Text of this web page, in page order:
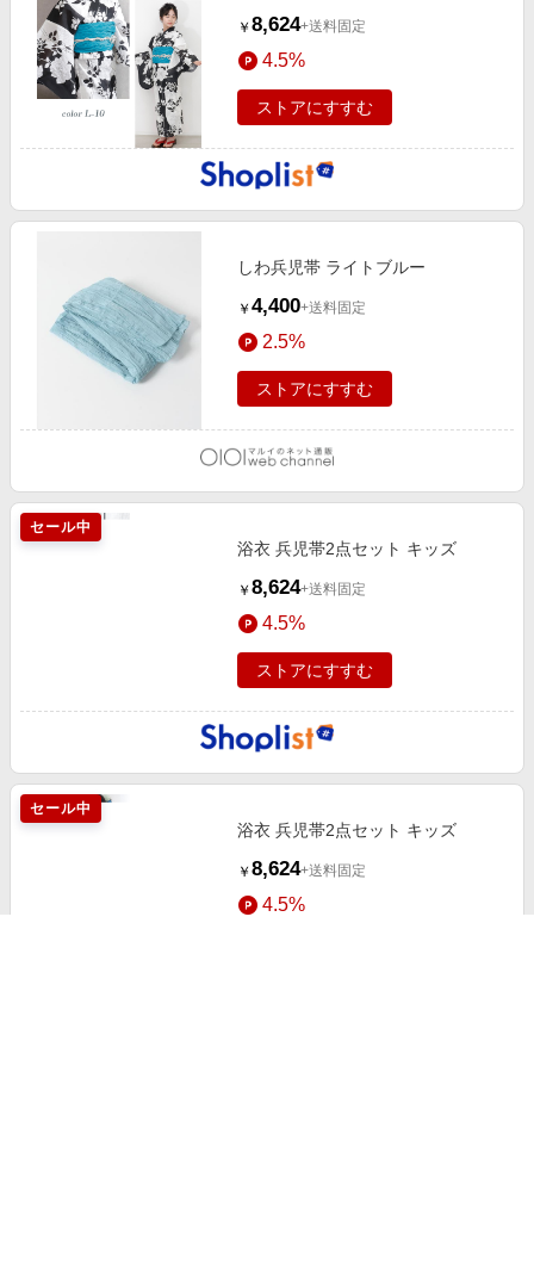
￥ 8,624+送料固定
4.5%
ストアにすすむ
しわ兵児帯 ライトブルー
￥ 4,400+送料固定
2.5%
ストアにすすむ
セール中
浴衣 兵児帯2点セット キッズ
￥ 8,624+送料固定
4.5%
ストアにすすむ
セール中
浴衣 兵児帯2点セット キッズ
￥ 8,624+送料固定
4.5%